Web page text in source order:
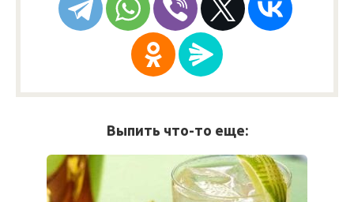
Выпить что-то еще: